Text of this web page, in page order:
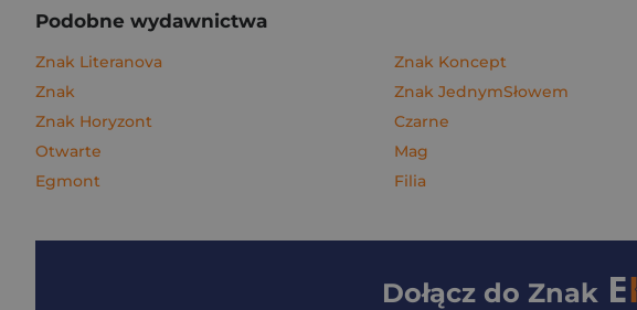
Podobne wydawnictwa
Znak Literanova
Znak
Znak Horyzont
Otwarte
Egmont
Znak Koncept
Znak JednymSłowem
Czarne
Mag
Filia
Dołącz do Znak